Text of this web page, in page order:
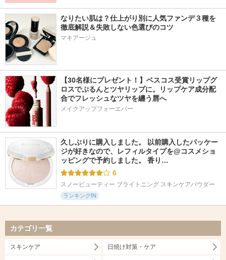
なりたい肌は？仕上がり別に人気ファンデ３種を
徹底解説＆失敗しない色選びのコツ
マキアージュ
【30名様にプレゼント！】ベスコス受賞リップグ
ロスでぷるんとツヤリップに。リップケア成分配
合でフレッシュなツヤを纏う唇へ
メイクアップフォーエバー
久しぶりに購入しました。 以前購入したパッケー
ジが好きなので、レフィルタイプを@コスメショ
ッピングで予約しました。 香り…
6
スノービューティー ブライトニング スキンケアパウダー
ランキングIN
カテゴリ一覧
スキンケア 日焼け対策・ケア